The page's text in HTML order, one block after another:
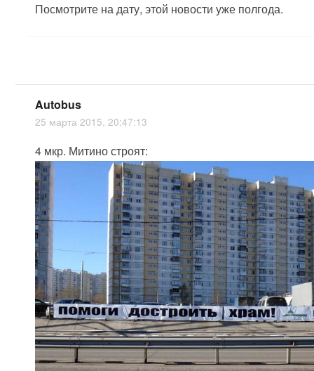
Посмотрите на дату, этой новости уже полгода.
Autobus
25 марта 2015, 20:47:13
4 мкр. Митино строят: